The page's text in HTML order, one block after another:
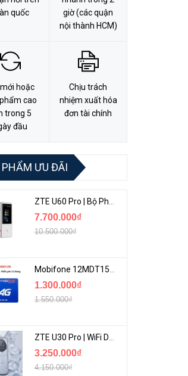
quốc
giờ (các quận
nội thành HCM)
hoặc
cao
trong 5
đầu
Chịu trách
nhiệm xuất hóa
đơn tài chính
ƯU ĐÃI
ZTE U60 Pro | Bộ Phát 5G Cầm Tay Tích Hợp Công Nghệ WiFi 7, Pin 10000mAh
7.700.000₫
10.500.000₫
Mobifone 12MDT150 | Sim Chuyên 4G Mobifone Dung Lượng Cao 500GB/Tháng Gói 1 Năm
1.300.000₫
1.550.000₫
ZTE U30 Pro | WiFi Di Động 5G Tốc Độ Lên Đến 500Mbps, Màn Hình Cảm Ứng
3.250.000₫
4.150.000₫